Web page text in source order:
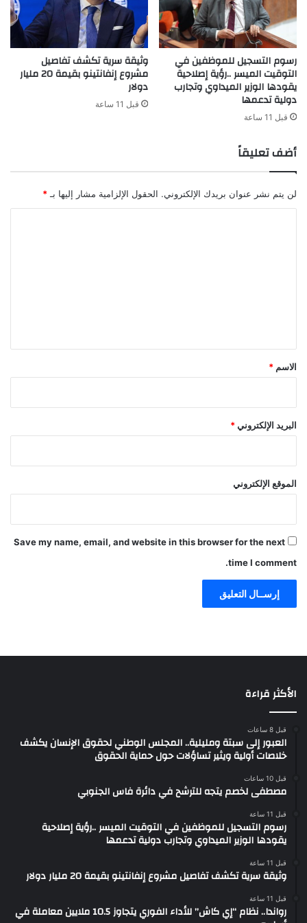
ي
ق
ا
ت
ح
ت
1
7
ا
ا
ل
ا
س
ة
'
ف
ي
ن
ة
رسوم التسجيل للموظفين في
التوقيت الميسر ..رؤية إصلاحية
يقودها الوزير الميداوي وتجارب
دولية تدعمها
قبل 11 ساعة
وثيقة سرية تكشف تفاصيل
مشروع إنفانتينو بقيمة 20 مليار
دولار
قبل 11 ساعة
أضف تعليقاً
لن يتم نشر عنوان بريدك الإلكتروني. الحقول الإلزامية مشار إليها بـ*
*
الاسم *
البريد الإلكتروني*
الموقع الإلكتروني
Save my name, email, and website in this browser for the next
time I comment.
الأكثر قراءة
قبل 8 ساعات
العبور إلى سبتة ومليلية.. المجلس الوطني لحقوق الإنسان يكشف
خلاصات أولية ويثير تساؤلات حول حماية الحقوق
قبل 10 ساعات
مصطفى لخصم يتجه للترشح في دائرة فاس الجنوبي
قبل 11 ساعة
رسوم التسجيل للموظفين في التوقيت الميسر ..رؤية إصلاحية
يقودها الوزير الميداوي وتجارب دولية تدعمها
قبل 11 ساعة
وثيقة سرية تكشف تفاصيل مشروع إنفانتينو بقيمة 20 مليار دولار
قبل 11 ساعة
رواندا.. نظام “إي كاش” للأداء الفوري يتجاوز 10.5 ملايين معاملة في